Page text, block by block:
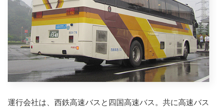
運行会社は、西鉄高速バスと四国高速バス。共に高速バス